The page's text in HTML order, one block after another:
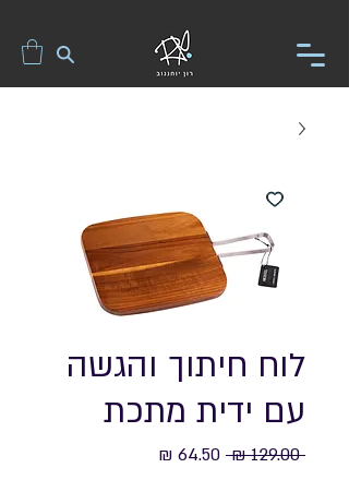
לוח חיתוך והגשה
עם ידית מתכת
‏129.00 ‏₪
מחיר